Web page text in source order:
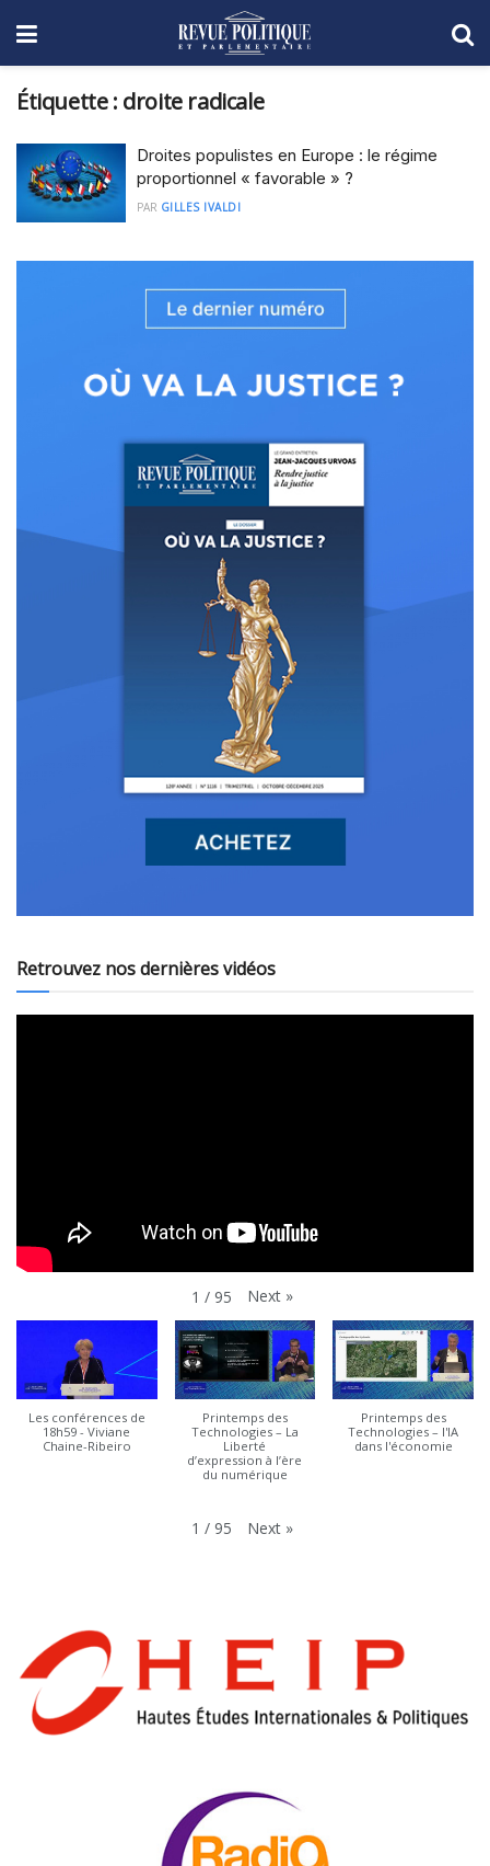
Étiquette : droite radicale
Droites populistes en Europe : le régime
proportionnel « favorable » ?
PAR GILLES IVALDI
Retrouvez nos dernières vidéos
1 / 95 Next »
Les conférences de
18h59 - Viviane
Chaine-Ribeiro
Printemps des
Technologies – La
Liberté
d’expression à l’ère
du numérique
Printemps des
Technologies – l'IA
dans l'économie
1 / 95 Next »